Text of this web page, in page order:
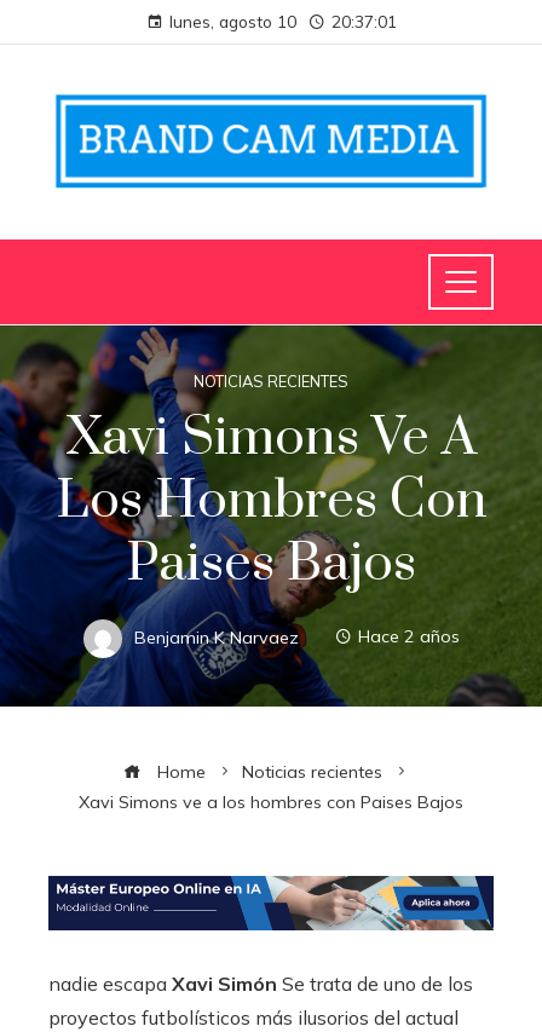
lunes, agosto 10 20:37:02
NOTICIAS RECIENTES
Xavi Simons Ve A
Los Hombres Con
Paises Bajos
Benjamin K Narvaez Hace 2 años
Home
Noticias recientes
Xavi Simons ve a los hombres con Paises Bajos
nadie escapa Xavi Simón Se trata de uno de los
proyectos futbolísticos más ilusorios del actual